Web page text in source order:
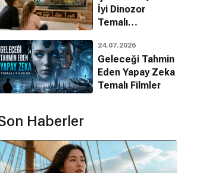
İyi Dinozor
Temalı
Filmleri
24.07.2026
Geleceği Tahmin
Eden Yapay Zeka
Temalı Filmler
Haberler